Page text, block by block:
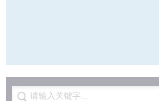
请输入关键字...